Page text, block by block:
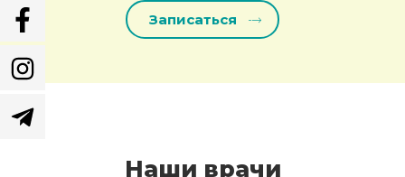
Наши врачи